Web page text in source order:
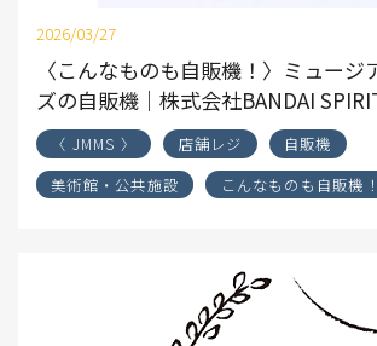
2026/03/27
〈こんなものも自販機！〉ミュージ
ズの自販機｜株式会社BANDAI
〈 JMMS 〉 店舗レジ
自販機
美術館・公共施設
こんなものも自販機！